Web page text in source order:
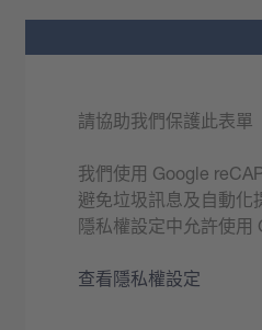
請協助我們保護此表單
我們使用 Google
避免垃圾訊息及自動化
隱私權設定中允許使用
查看隱私權設定